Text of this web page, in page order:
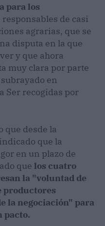
para los
responsables de casi
agrarias, que se
disputa en la que
y que ahora
muy clara por parte
en
Ser recogidas por
que desde la
que la
en un plazo de
que los cuatro
la "voluntad de
productores
la negociación" para
pacto.